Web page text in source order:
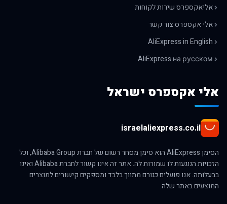
אליאקספרס שירות לקוחות
אלי אקספרס צור קשר
AliExpress in English
AliExpress на русском
אלי אקספרס ישראל
israelaliexpress.co.il
הסימן AliExpress הוא סימן מסחר רשום של חברת Alibaba Group, וכל
הזכויות הנוגעות לו שמורות לה. אתר זה אינו קשור לחברת Alibaba ואינו
בבעלותה. אנו פועלים כגורם מתווך בלבד ומספקים קישורים למוצרים
המוצעים באתר שלה.